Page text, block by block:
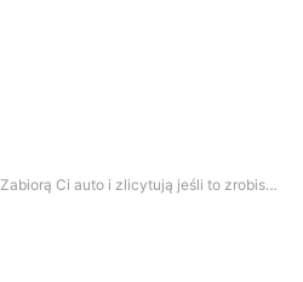
Zabiorą Ci auto i zlicytują jeśli to zrobisz. Nowe Przepisy od 14 Marca